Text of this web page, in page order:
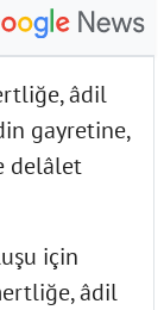
âdil
gayretine,
delâlet
için
âdil